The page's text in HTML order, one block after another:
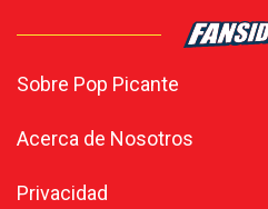
Sobre Pop Picante
Acerca de Nosotros
Privacidad